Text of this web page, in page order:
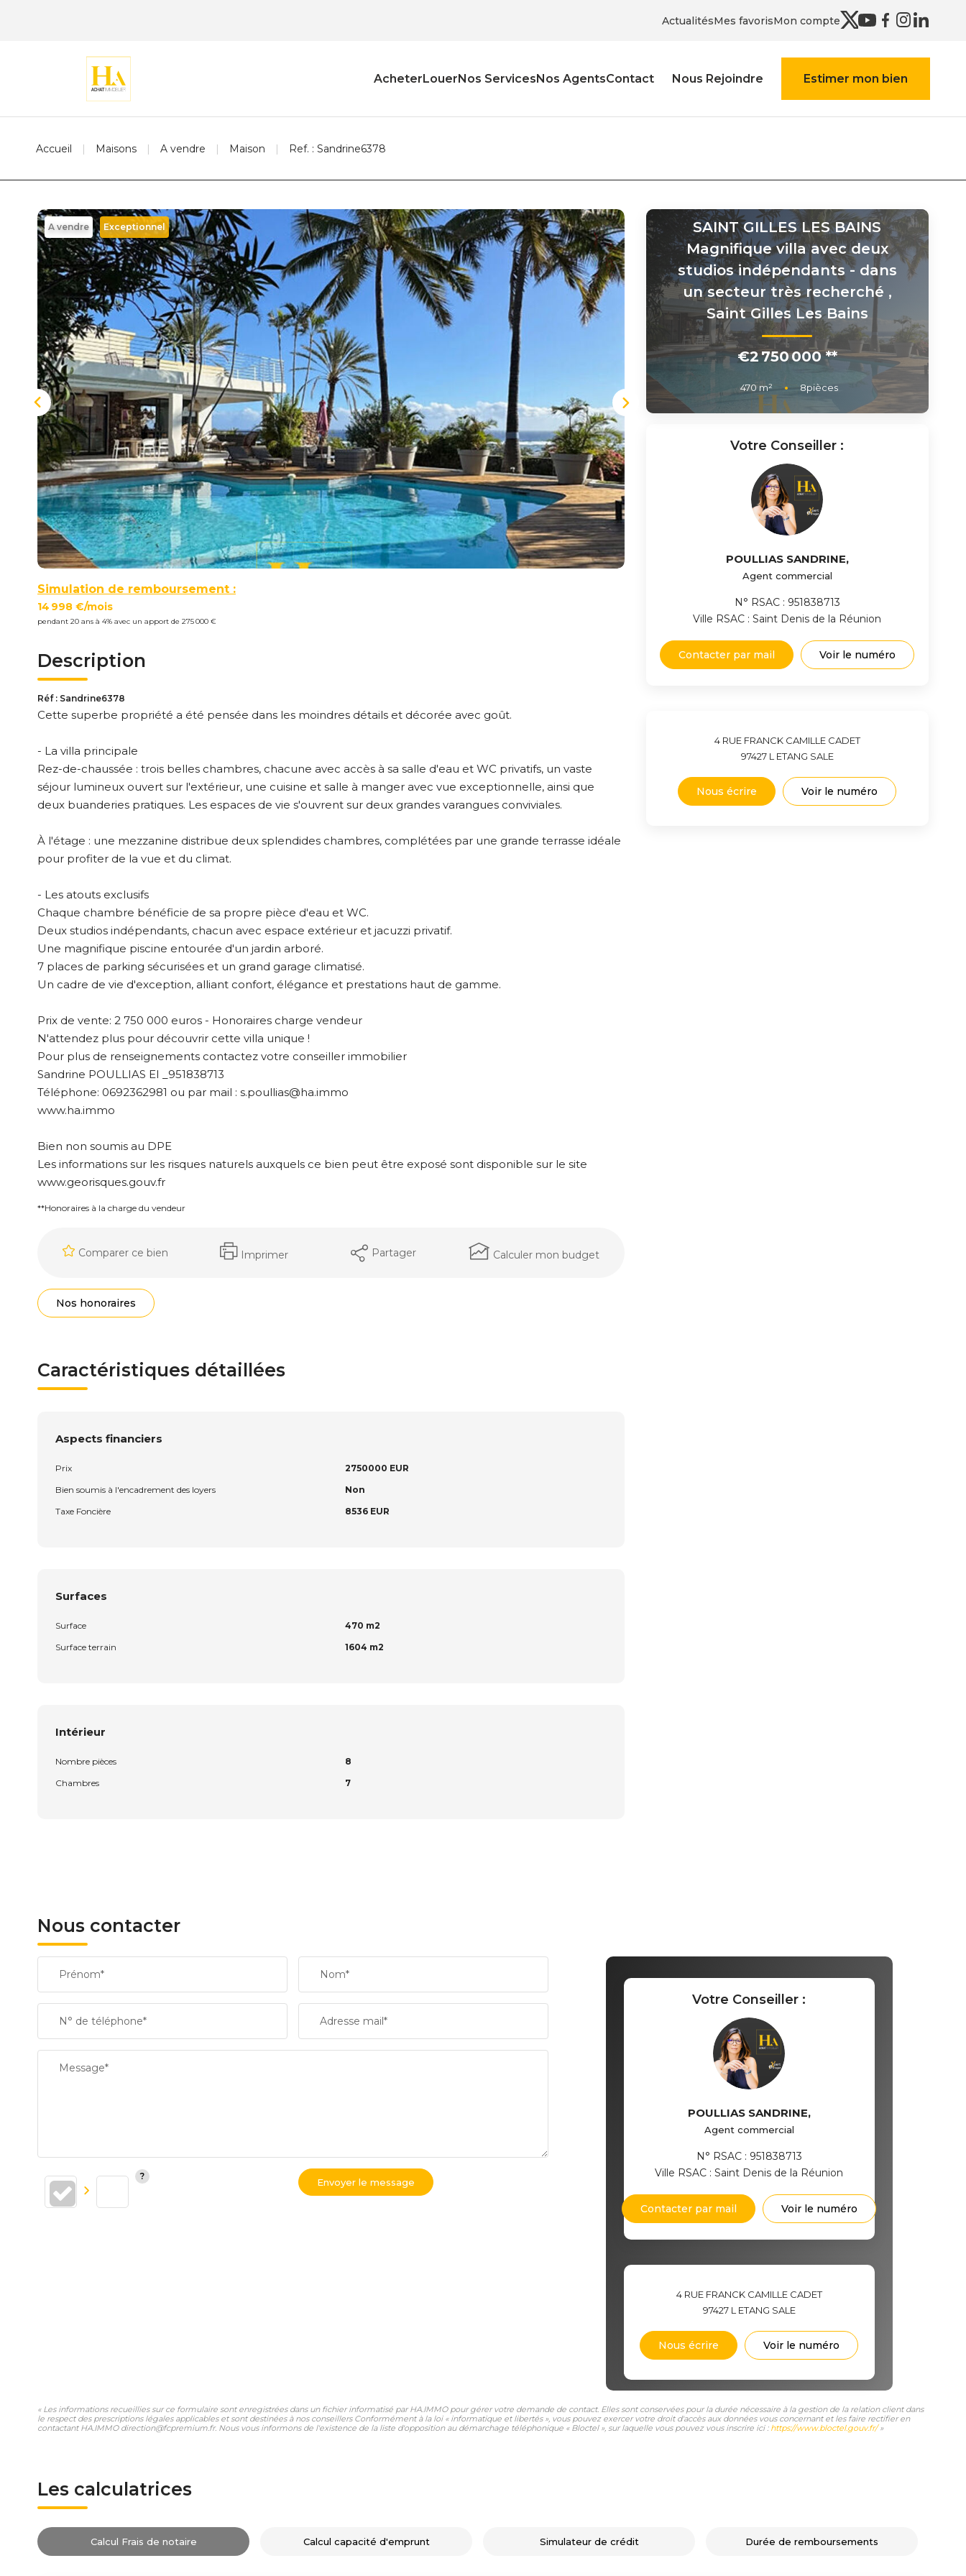
ActualitésMes favorisMon compte
AcheterLouerNos ServicesNos AgentsContact Nous Rejoindre Estimer mon bien
Accueil Maisons A vendre Maison Ref. : Sandrine6378
A vendre Exceptionnel
Simulation de remboursement :
14 998 €/mois
pendant 20 ans à 4% avec un apport de 275 000 €
Description
Réf : Sandrine6378
Cette superbe propriété a été pensée dans les moindres détails et décorée avec goût.
- La villa principale
Rez-de-chaussée : trois belles chambres, chacune avec accès à sa salle d'eau et WC privatifs, un vaste
séjour lumineux ouvert sur l'extérieur, une cuisine et salle à manger avec vue exceptionnelle, ainsi que
deux buanderies pratiques. Les espaces de vie s'ouvrent sur deux grandes varangues conviviales.
À l'étage : une mezzanine distribue deux splendides chambres, complétées par une grande terrasse idéale
pour profiter de la vue et du climat.
- Les atouts exclusifs
Chaque chambre bénéficie de sa propre pièce d'eau et WC.
Deux studios indépendants, chacun avec espace extérieur et jacuzzi privatif.
Une magnifique piscine entourée d'un jardin arboré.
7 places de parking sécurisées et un grand garage climatisé.
Un cadre de vie d'exception, alliant confort, élégance et prestations haut de gamme.
Prix de vente: 2 750 000 euros - Honoraires charge vendeur
N'attendez plus pour découvrir cette villa unique !
Pour plus de renseignements contactez votre conseiller immobilier
Sandrine POULLIAS EI _951838713
Téléphone: 0692362981 ou par mail : s.poullias@ha.immo
www.ha.immo
Bien non soumis au DPE
Les informations sur les risques naturels auxquels ce bien peut être exposé sont disponible sur le site
www.georisques.gouv.fr
**Honoraires à la charge du vendeur
Comparer ce bien Imprimer Partager Calculer mon budget
Nos honoraires
Caractéristiques détaillées
Aspects financiers
Prix
2750000 EUR
Bien soumis à l'encadrement des loyers
Non
Taxe Foncière
8536 EUR
Surfaces
Surface
470 m2
Surface terrain
1604 m2
Intérieur
Nombre pièces
8
Chambres
7
SAINT GILLES LES BAINS
Magnifique villa avec deux
studios indépendants - dans
un secteur très recherché ,
Saint Gilles Les Bains
€2 750 000**
470 m² 8pièces
4 RUE FRANCK CAMILLE CADET
97427 L ETANG SALE
Nous écrire Voir le numéro
Votre Conseiller :
POULLIAS SANDRINE,
Agent commercial
N° RSAC : 951838713
Ville RSAC : Saint Denis de la Réunion
Contacter par mail Voir le numéro
Nous contacter
Prénom* Nom*
N° de téléphone* Adresse mail*
Message*
Envoyer le message
4 RUE FRANCK CAMILLE CADET
97427 L ETANG SALE
Nous écrire Voir le numéro
Votre Conseiller :
POULLIAS SANDRINE,
Agent commercial
N° RSAC : 951838713
Ville RSAC : Saint Denis de la Réunion
Contacter par mail Voir le numéro
« Les informations recueillies sur ce formulaire sont enregistrées dans un fichier informatisé par HA.IMMO pour gérer votre demande de contact. Elles sont conservées pour la durée nécessaire à la gestion de la relation client dans
le respect des prescriptions légales applicables et sont destinées à nos conseillers Conformément à la loi « informatique et libertés », vous pouvez exercer votre droit d'accès aux données vous concernant et les faire rectifier en
contactant HA.IMMO direction@fcpremium.fr. Nous vous informons de l'existence de la liste d'opposition au démarchage téléphonique « Bloctel », sur laquelle vous pouvez vous inscrire ici : https://www.bloctel.gouv.fr/»
Les calculatrices
Calcul Frais de notaire Calcul capacité d'emprunt Simulateur de crédit Durée de remboursements